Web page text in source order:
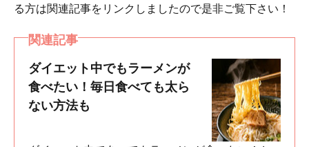
る方は関連記事をリンクしましたので是非ご覧下さい！
関連記事
ダイエット中でもラーメンが
食べたい！毎日食べても太ら
ない方法も